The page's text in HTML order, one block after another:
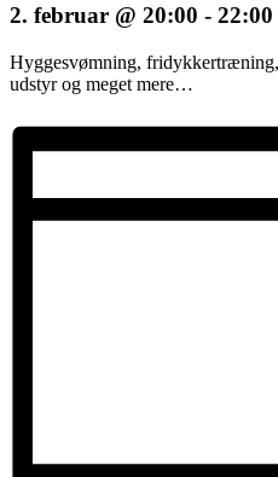
2. februar @ 20:00 - 22:00
Hyggesvømning,
udstyr og meget mere…